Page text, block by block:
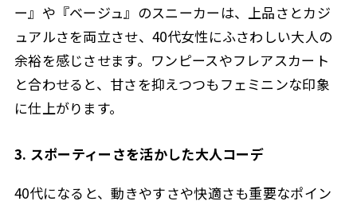
ー』や『ベージュ』のスニーカーは、上品さとカジ
ュアルさを両立させ、40代女性にふさわしい大人の
余裕を感じさせます。ワンピースやフレアスカート
と合わせると、甘さを抑えつつもフェミニンな印象
に仕上がります。
3. スポーティーさを活かした大人コーデ
40代になると、動きやすさや快適さも重要なポイン